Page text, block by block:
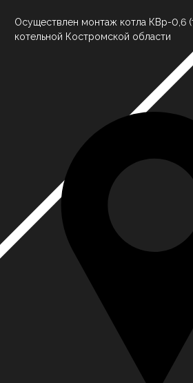
Осуществлен монтаж котла КВр-0,6
котельной Костромской области